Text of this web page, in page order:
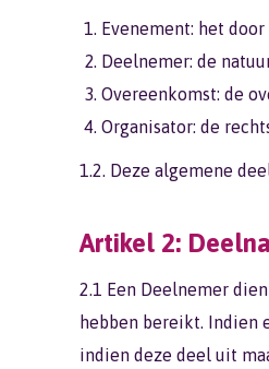
Evenement: het
Deelnemer: de
Overeenkomst: de
Organisator: de
1.2. Deze algemene
Artikel 2:
2.1 Een Deelnemer
hebben bereikt. Indien
indien deze deel uit